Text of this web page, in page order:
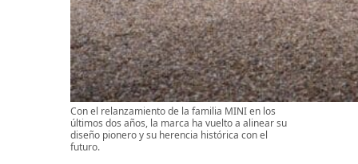
Con el relanzamiento de la familia MINI en los
últimos dos años, la marca ha vuelto a alinear su
diseño pionero y su herencia histórica con el
futuro.